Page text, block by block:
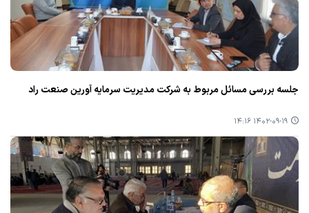
جلسه بررسی مسائل مربوط به شركت مدیریت سرمایه آورین صنعت راد
۱۴۰۲-۰۹-۱۹ ۱۴:۱۶